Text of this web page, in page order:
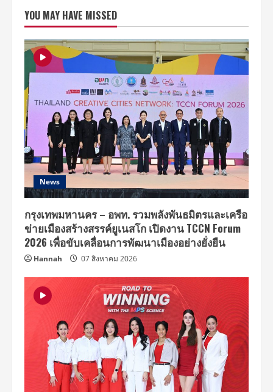
ยักษ์
ใหญ่
ระดับ
ชาติ
“โฟร์
วัน
ไลฟ์
เนชั่น-
วาย
จี”
โดด
จับ
มือ
จัด
2
คอนเสิร์ต
เต็ม
รูป
แบบ
“ไอคอน-
วินเนอร์”
ความ
พี
ค
ที่
ไทย!!
YOU MAY HAVE MISSED
News
กรุงเทพมหานคร – อพท. รวมพลังพันธมิตรและเครือ
ข่ายเมืองสร้างสรรค์ยูเนสโก เปิดงาน TCCN Forum
2026 เพื่อขับเคลื่อนการพัฒนาเมืองอย่างยั่งยืน
Hannah 07 สิงหาคม 2026